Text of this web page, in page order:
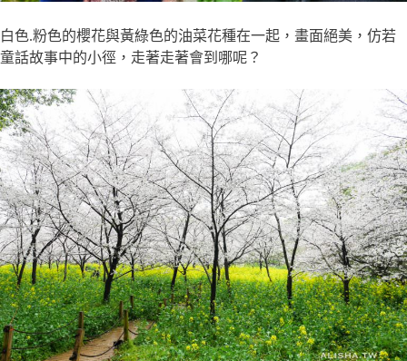
白色.粉色的櫻花與黃綠色的油菜花種在一起，畫面絕美，仿若
童話故事中的小徑，走著走著會到哪呢？